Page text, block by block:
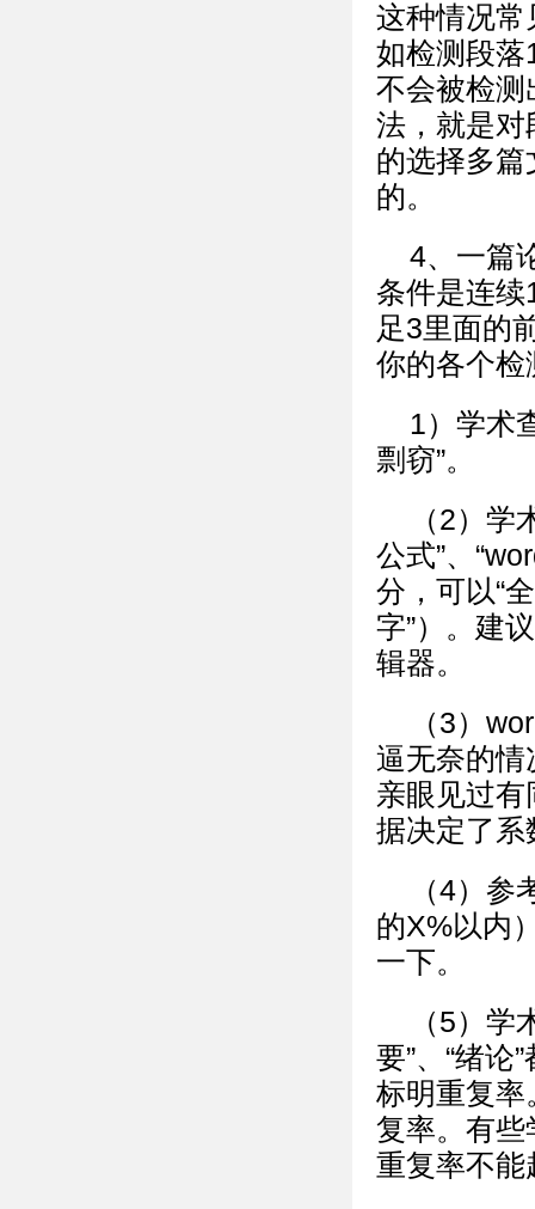
这种情况常
如检测段落
不会被检测
法，就是对
的选择多
的。
4、一篇
条件是连续
足3里面的
你的各个检
1）学术
剽窃”。
（2）学
公式”、
分，可以“
字”）。建
辑器。
（3）
逼无奈的情
亲眼见过
据决定了
（4）
的X%以内
一下。
（5）学
要”、“绪论
标明重复率
复率。有些
重复率不能